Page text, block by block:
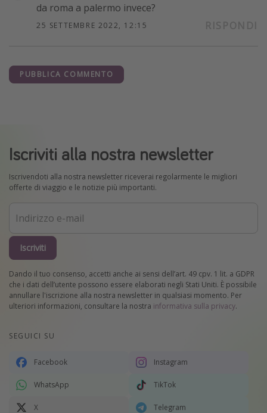
da roma a palermo invece?
25 SETTEMBRE 2022, 12:15
PUBBLICA COMMENTO
Iscriviti alla nostra newsletter
Iscrivendoti alla nostra newsletter riceverai regolarmente le migliori
offerte di viaggio e le notizie più importanti.
Iscriviti
Dando il tuo consenso, accetti anche ai sensi dell’art. 49 cpv. 1 lit. a GDPR
che i dati dell’utente possono essere elaborati negli Stati Uniti. È possibile
annullare l'iscrizione alla nostra newsletter in qualsiasi momento. Per
ulteriori informazioni, consultare la nostra informativa sulla privacy.
SEGUICI SU
Facebook Instagram
WhatsApp TikTok
X Telegram